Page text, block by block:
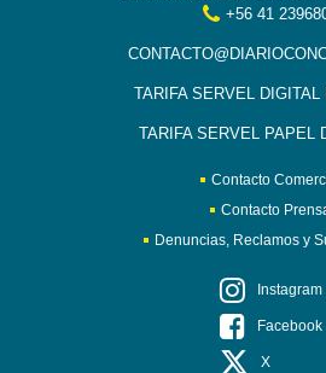
+56 41
TARIFA SERVEL DIGITAL
TARIFA SERVEL PAPEL
Contacto
Contacto
Denuncias, Reclamos y
Instagram
Facebook
X